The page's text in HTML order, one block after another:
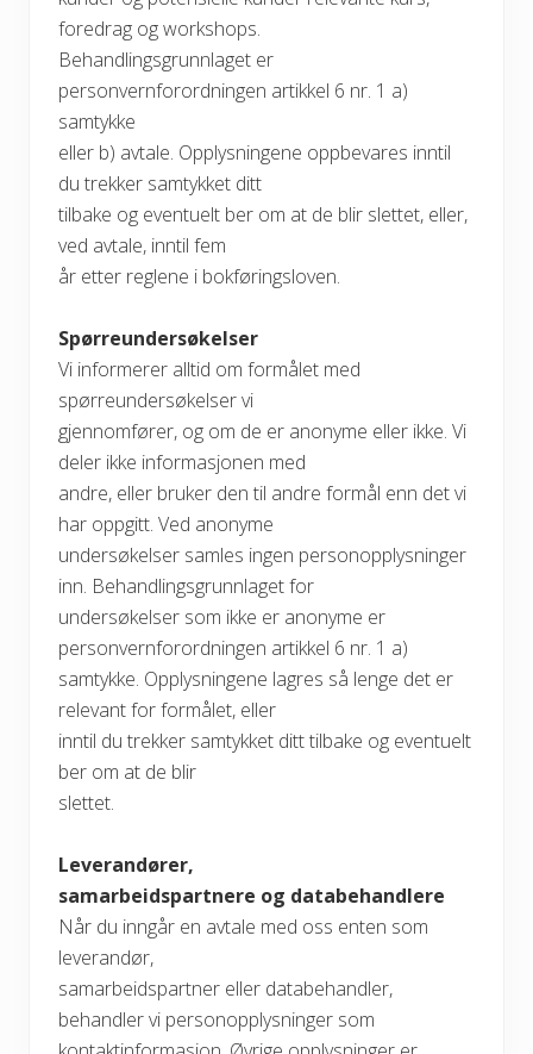
foredrag og workshops.
Behandlingsgrunnlaget er
personvernforordningen artikkel 6 nr. 1 a)
samtykke
eller b) avtale. Opplysningene oppbevares inntil
du trekker samtykket ditt
tilbake og eventuelt ber om at de blir slettet, eller,
ved avtale, inntil fem
år etter reglene i bokføringsloven.
Spørreundersøkelser
Vi informerer alltid om formålet med
spørreundersøkelser vi
gjennomfører, og om de er anonyme eller ikke. Vi
deler ikke informasjonen med
andre, eller bruker den til andre formål enn det vi
har oppgitt. Ved anonyme
undersøkelser samles ingen personopplysninger
inn. Behandlingsgrunnlaget for
undersøkelser som ikke er anonyme er
personvernforordningen artikkel 6 nr. 1 a)
samtykke. Opplysningene lagres så lenge det er
relevant for formålet, eller
inntil du trekker samtykket ditt tilbake og eventuelt
ber om at de blir
slettet.
Leverandører,
samarbeidspartnere og databehandlere
Når du inngår en avtale med oss enten som
leverandør,
samarbeidspartner eller databehandler,
behandler vi personopplysninger som